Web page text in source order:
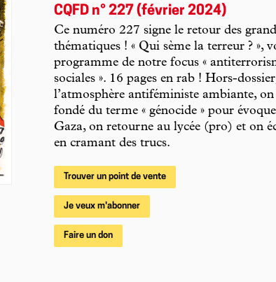
CQFD n° 227 (février 2024)
Ce numéro 227 signe le retour des
thématiques ! « Qui sème la terreur ? »,
programme de notre focus «
sociales ». 16 pages en rab ! Hors-
l’atmosphère antiféministe ambiante,
fondé du terme « génocide » pour
Gaza, on retourne au lycée (pro) et on
en cramant des trucs.
Trouver un point de vente
Je veux m'abonner
Faire un don